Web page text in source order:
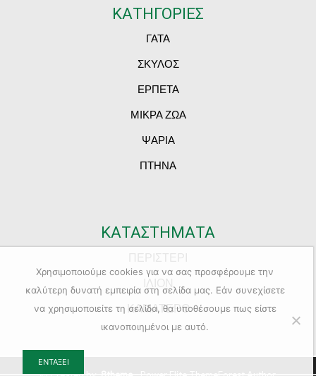
ΚΑΤΗΓΟΡΙΕΣ
ΓΑΤΑ
ΣΚΥΛΟΣ
ΕΡΠΕΤΑ
ΜΙΚΡΑ ΖΩΑ
ΨΑΡΙΑ
ΠΤΗΝΑ
ΚΑΤΑΣΤΗΜΑΤΑ
ΚΑΜΑΤΕΡΟ
Χρησιμοποιούμε cookies για να σας προσφέρουμε την
καλύτερη δυνατή εμπειρία στη σελίδα μας. Εάν συνεχίσετε
να χρησιμοποιείτε τη σελίδα, θα υποθέσουμε πως είστε
ικανοποιημένοι με αυτό.
ΕΝΤΆΞΕΙ